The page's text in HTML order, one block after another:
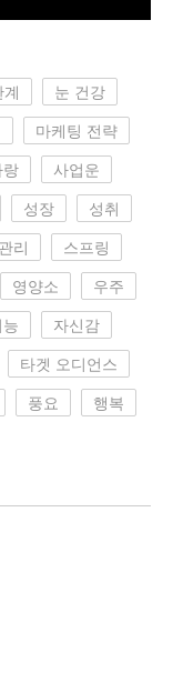
계
눈 건강
마케팅 전략
랑
사업운
성장
성취
리
스프링
영양소
우주
자신감
타겟 오디언스
풍요
행복